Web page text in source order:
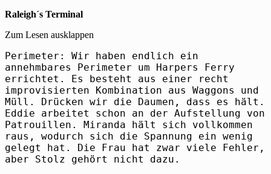
Raleigh´s Terminal
Zum Lesen ausklappen
Perimeter: Wir haben endlich ein
annehmbares Perimeter um Harpers Ferry
errichtet. Es besteht aus einer recht
improvisierten Kombination aus Waggons und
Müll. Drücken wir die Daumen, dass es hält.
Eddie arbeitet schon an der Aufstellung von
Patrouillen. Miranda hält sich vollkommen
raus, wodurch sich die Spannung ein wenig
gelegt hat. Die Frau hat zwar viele Fehler,
aber Stolz gehört nicht dazu.